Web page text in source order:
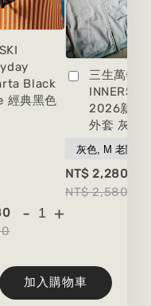
Black
經典黑色
- +
三生萬物
2026新版
外套 灰色
NT$ 2,280
NT$ 2,580
加入購物車